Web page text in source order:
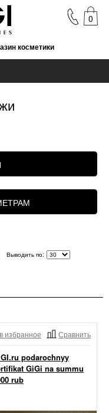
косметики
0
Выводить по:
в избранное Сравнить
podarochnyy
GiGi na summu
rub